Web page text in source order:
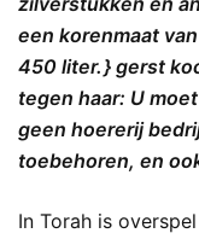
een korenmaat
450 liter. } gerst
tegen haar: U
geen hoererij
toebehoren, en
In Torah is